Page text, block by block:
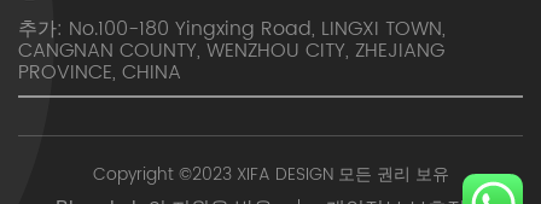
추가: No.100-180 Yingxing Road, LINGXI TOWN,
CANGNAN COUNTY, WENZHOU CITY, ZHEJIANG
PROVINCE, CHINA
Copyright ©2023 XIFA DESIGN 모든 권리 보유